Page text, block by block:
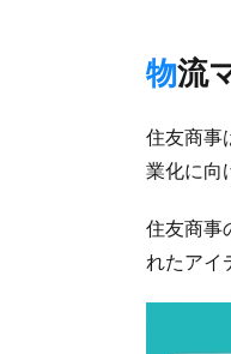
物
住友商事
業化に向
住友商事
れたアイ